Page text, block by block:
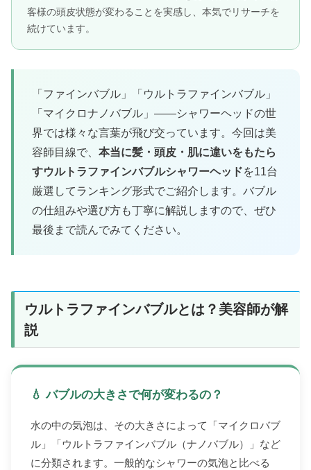
客様の頭皮状態が変わることを実感し、本気でリサーチを
続けています。
「ファインバブル」「ウルトラファインバブル」
「マイクロナノバブル」——シャワーヘッドの世
界では様々な言葉が飛び交っています。今回は美
容師目線で、 本当に髪・頭皮・肌に違いをもたら
すウルトラファインバブルシャワーヘッドを11台
厳選してランキング形式でご紹介します。バブル
の仕組みや選び方も丁寧に解説しますので、ぜひ
最後まで読んでみてください。
ウルトラファインバブルとは？美容師が解
説
💧 バブルの大きさで何が変わるの？
水の中の気泡は、その大きさによって「マイクロバブ
ル」「ウルトラファインバブル（ナノバブル）」など
に分類されます。一般的なシャワーの気泡と比べる